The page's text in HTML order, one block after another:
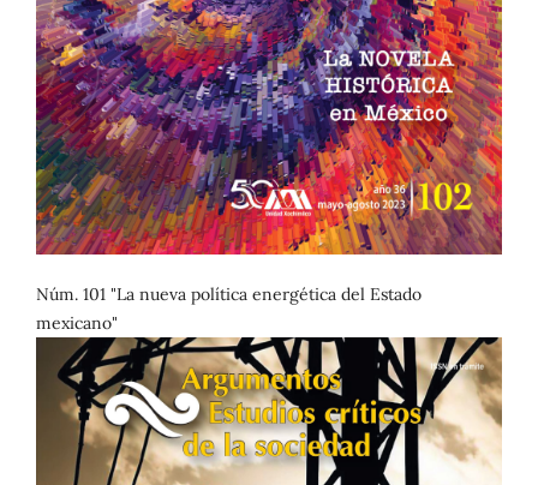
Núm. 101 "La nueva política energética del Estado
mexicano"